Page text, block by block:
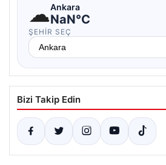
☁Ankara
NaN°C
ŞEHIR SEÇ
Bizi Takip Edin